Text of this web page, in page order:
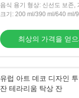
음식 용기 형상: 신선도 보존,
전자레인지 사용 가능, 증기
크기: 200 ml/390 ml/640 ml/
최상의 가격을 얻
유럽 아트 데코 디자인
잔 테라리움 탁상 잔